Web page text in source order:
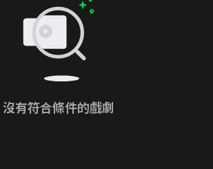
沒有符合條件的戲劇